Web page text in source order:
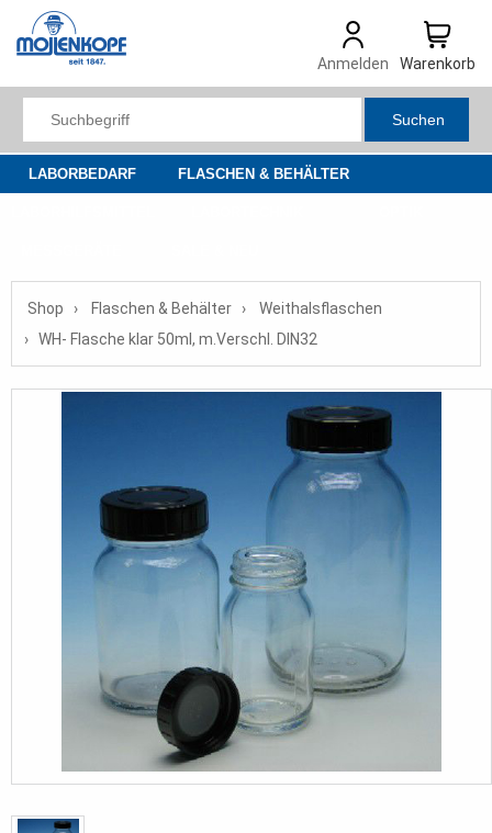
Anmelden Warenkorb
Suchen
LABORBEDARF FLASCHEN & BEHÄLTER
Shop Flaschen & Behälter
Weithalsflaschen
WH- Flasche klar 50ml, m.Verschl. DIN32